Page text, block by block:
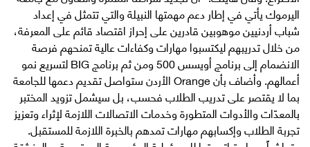
اليرموك يأتي في إطار دعم مهمتها النبيلة والتي تتمثل في إعداد
شباب أردنيين موهوبين قادرين على إحراز اقتصاد قائم على المعرفة،
من خلال تدريبهم ليكتسبوا مهارات وكفاءات عالية تمنحهم فرصة
الانضمام إلى برنامج أويسس 500 ومن ثم برنامج BIG لتسريع نمو
أعمالهم. وأضاف بأن Orange الأردن ستواصل تقديم دعمها للجامعة
بما لا يقتصر على تدريب الطلاب فحسب، بل سيشمل تزويد المختبر
بالمعدّات والأدوات المتطورة وخدمات الاتصالات اللازمة لإثراء وتعزيز
تجربة الطلاب وإكسابهم مهارات تمدهم بالخبرة اللازمة للمستقبل.